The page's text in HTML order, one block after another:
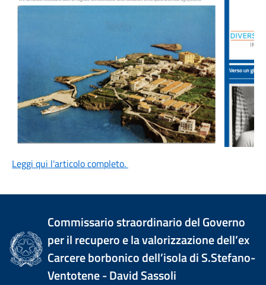
Leggi qui l'articolo completo.
Commissario straordinario del Governo
per il recupero e la valorizzazione dell’ex
Carcere borbonico dell’isola di S.Stefano-
Ventotene - David Sassoli